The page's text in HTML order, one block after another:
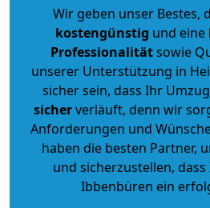
Wir geben unser Bestes,
kostengünstig und eine
Professionalitätsowie
unserer Unterstützung in
sicher sein, dass Ihr Umzug
sicherverläuft, denn wir
Anforderungen und
haben die besten Partner,
und sicherzustellen,
Ibbenbüren ein